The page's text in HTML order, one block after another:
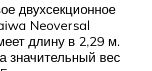
двухсекционное
Neoversal
длину в 2,29 м.
значительный вес